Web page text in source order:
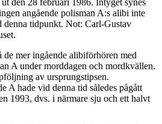
angående polisman A:s alibi inte
denna tidpunkt. Not: Carl-Gustav
de mer ingående alibiförhören med
A under morddagen och mordkvällen.
av ursprungstipsen.
A hade vid denna tid således pågått
1993, dvs. i närmare sju och ett halvt